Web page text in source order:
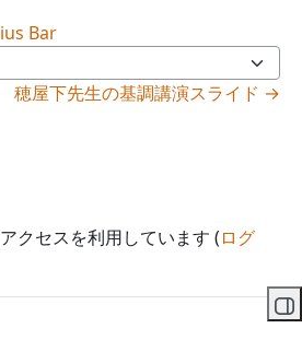
く
Bar
穂屋下先生の基調講演スライド →
クセスを利用しています (ログ